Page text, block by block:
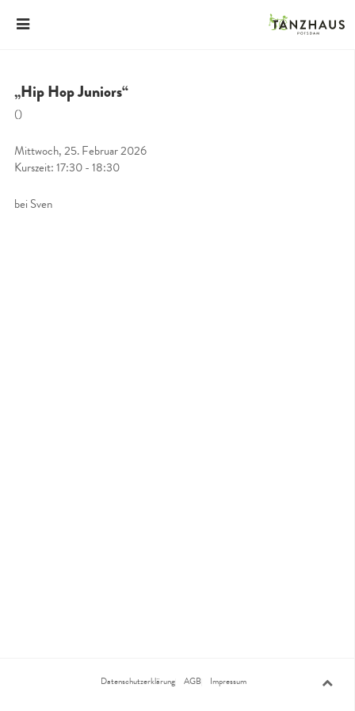
„Hip Hop Juniors“
()
Mittwoch, 25. Februar 2026
Kurszeit: 17:30 - 18:30
bei Sven
Datenschutzerklärung AGB Impressum